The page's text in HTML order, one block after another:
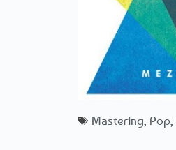
Mastering, Pop,